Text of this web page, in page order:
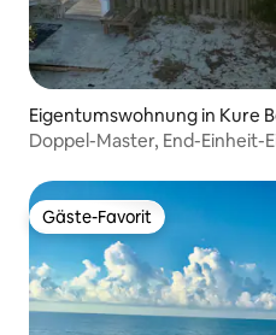
Eigentumswohnung in Kure
Doppel-Master, End-
Gäste-Favorit
Gäste-Favorit